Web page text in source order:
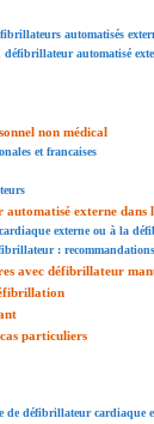
automatisés
automatisé
non médical
et francaises
automatisé externe
externe ou à la
:
avec défibrillateur
particuliers
de défibrillateur cardiaque